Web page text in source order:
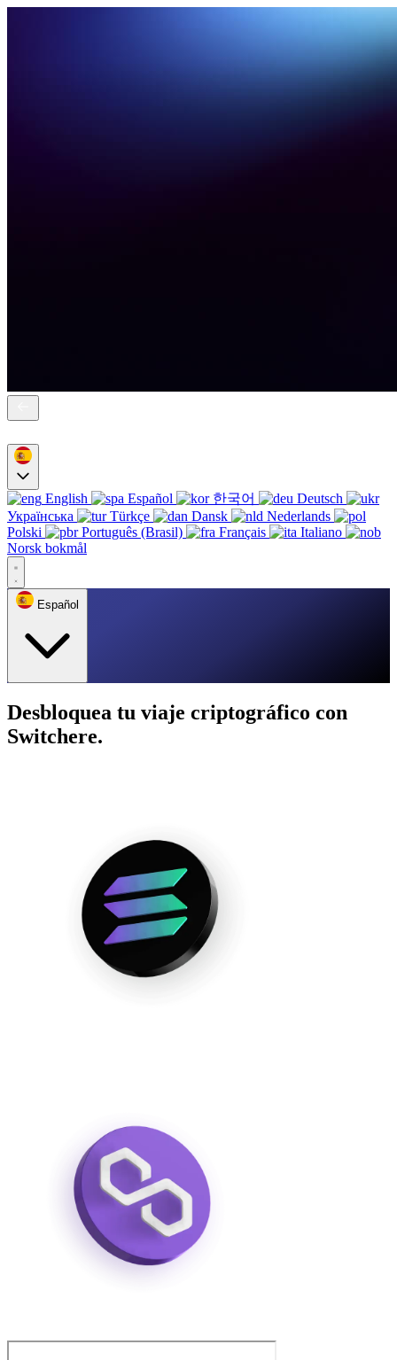
English Español 한국어
Deutsch
Українська
Türkçe Dansk
Nederlands
Polski
Português (Brasil) Français
Italiano
Norsk bokmål
Español
Desbloquea tu viaje criptográfico con
Switchere.